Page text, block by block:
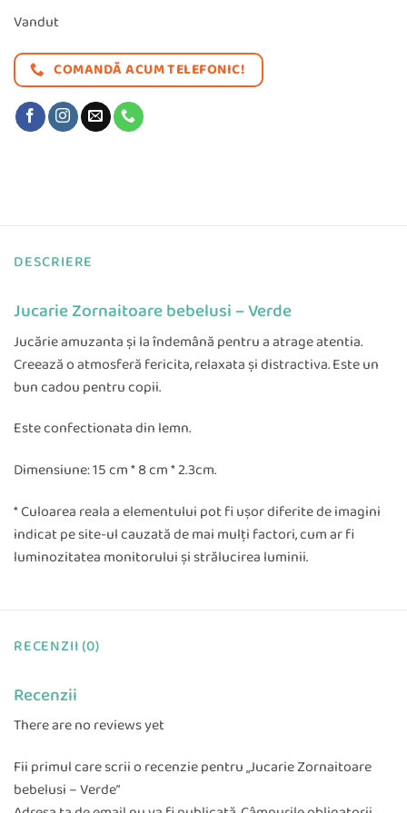
Vandut
COMANDĂ ACUM TELEFONIC!
DESCRIERE
Jucarie Zornaitoare bebelusi – Verde
Jucărie amuzanta şi la îndemână pentru a atrage atentia.
Creează o atmosferă fericita, relaxata şi distractiva. Este un
bun cadou pentru copii.
Este confectionatadin lemn.
Dimensiune: 15 cm * 8 cm * 2.3cm.
* Culoarea reala a elementului pot fi uşor diferite de imagini
indicat pe site-ul cauzată de mai mulţi factori, cum ar fi
luminozitatea monitorului şi strălucirea luminii.
RECENZII (0)
Recenzii
There are no reviews yet
Fii primul care scrii o recenzie pentru „Jucarie Zornaitoare
bebelusi – Verde”